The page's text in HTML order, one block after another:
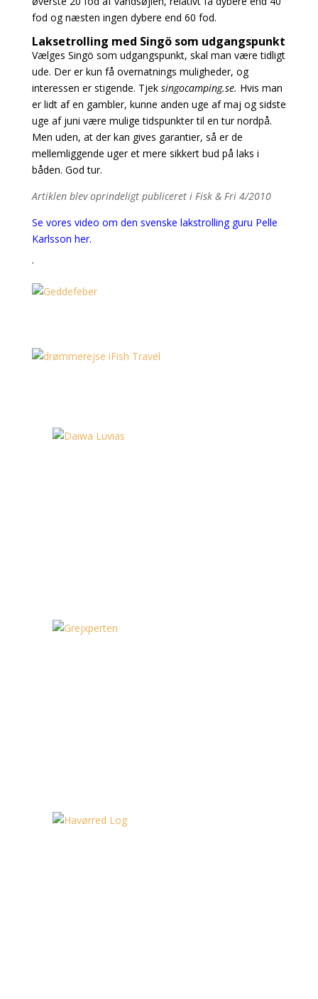
fod og næsten ingen dybere end 60 fod.
Laksetrolling med Singö som udgangspunkt
Vælges Singö som udgangspunkt, skal man være tidligt
ude. Der er kun få overnatnings muligheder, og
interessen er stigende. Tjek singocamping.se. Hvis man
er lidt af en gambler, kunne anden uge af maj og sidste
uge af juni være mulige tidspunkter til en tur nordpå.
Men uden, at der kan gives garantier, så er de
mellemliggende uger et mere sikkert bud på laks i
båden. God tur.
Artiklen blev oprindeligt publiceret i Fisk & Fri 4/2010
Se vores video om den svenske lakstrolling guru Pelle
Karlsson her.
‘